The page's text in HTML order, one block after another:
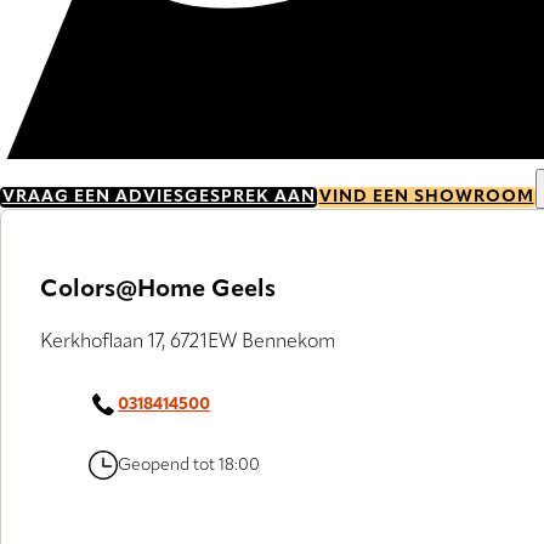
VRAAG EEN ADVIESGESPREK AAN VIND EEN SHOWROOM
Colors@Home Geels
Kerkhoflaan 17, 6721EW Bennekom
0318414500
Geopend tot 18:00